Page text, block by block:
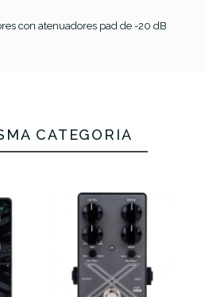
con atenuadores pad de -20 dB
CATEGORÍA